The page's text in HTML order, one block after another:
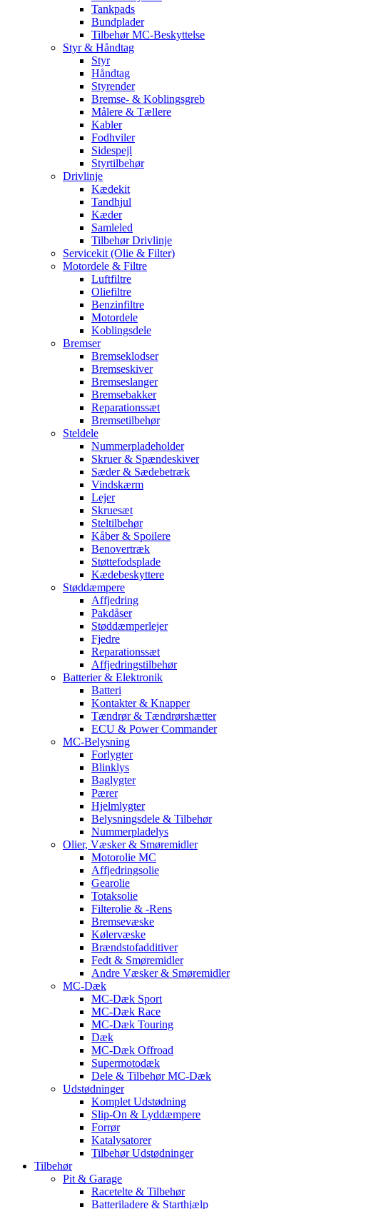
Tankpads
Bundplader
Tilbehør MC-Beskyttelse
Styr & Håndtag
Styr
Håndtag
Styrender
Bremse- & Koblingsgreb
Målere & Tællere
Kabler
Fodhviler
Sidespejl
Styrtilbehør
Drivlinje
Kædekit
Tandhjul
Kæder
Samleled
Tilbehør Drivlinje
Servicekit (Olie & Filter)
Motordele & Filtre
Luftfiltre
Oliefiltre
Benzinfiltre
Motordele
Koblingsdele
Bremser
Bremseklodser
Bremseskiver
Bremseslanger
Bremsebakker
Reparationssæt
Bremsetilbehør
Steldele
Nummerpladeholder
Skruer & Spændeskiver
Sæder & Sædebetræk
Vindskærm
Lejer
Skruesæt
Steltilbehør
Kåber & Spoilere
Benovertræk
Støttefodsplade
Kædebeskyttere
Støddæmpere
Affjedring
Pakdåser
Støddæmperlejer
Fjedre
Reparationssæt
Affjedringstilbehør
Batterier & Elektronik
Batteri
Kontakter & Knapper
Tændrør & Tændrørshætter
ECU & Power Commander
MC-Belysning
Forlygter
Blinklys
Baglygter
Pærer
Hjelmlygter
Belysningsdele & Tilbehør
Nummerpladelys
Olier, Væsker & Smøremidler
Motorolie MC
Affjedringsolie
Gearolie
Totaksolie
Filterolie & -Rens
Bremsevæske
Kølervæske
Brændstofadditiver
Fedt & Smøremidler
Andre Væsker & Smøremidler
MC-Dæk
MC-Dæk Sport
MC-Dæk Race
MC-Dæk Touring
Dæk
MC-Dæk Offroad
Supermotodæk
Dele & Tilbehør MC-Dæk
Udstødninger
Komplet Udstødning
Slip-On & Lyddæmpere
Forrør
Katalysatorer
Tilbehør Udstødninger
Tilbehør
Pit & Garage
Racetelte & Tilbehør
Batteriladere & Starthjælp